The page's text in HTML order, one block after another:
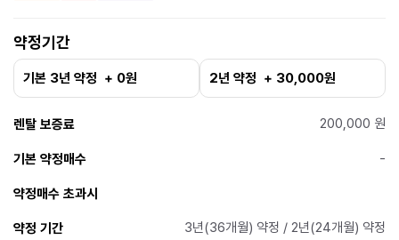
약정기간
기본 3년 약정 + 0원 2년 약정 + 30,000원
렌탈 보증료 200,000 원
기본 약정매수 -
약정매수 초과시
약정 기간 3년(36개월) 약정 / 2년(24개월) 약정